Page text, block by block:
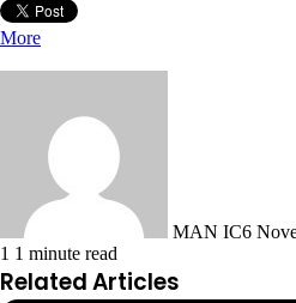
More
MAN IC6
1 1 minute read
Related Articles